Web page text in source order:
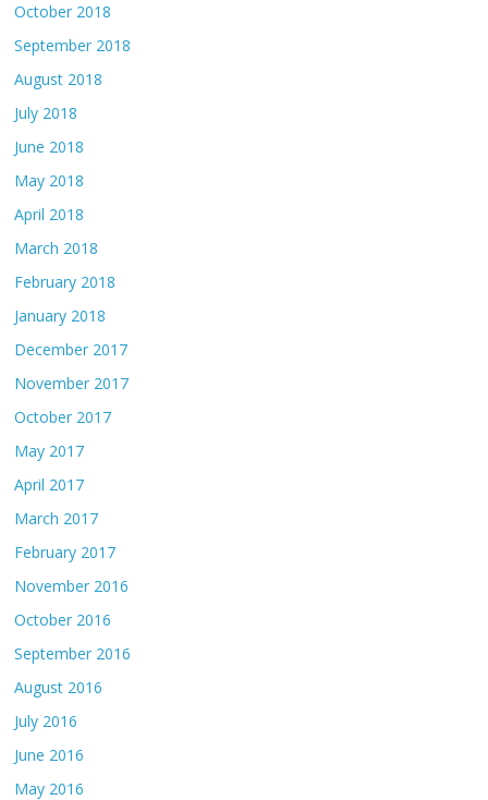
October 2018
September 2018
August 2018
July 2018
June 2018
May 2018
April 2018
March 2018
February 2018
January 2018
December 2017
November 2017
October 2017
May 2017
April 2017
March 2017
February 2017
November 2016
October 2016
September 2016
August 2016
July 2016
June 2016
May 2016